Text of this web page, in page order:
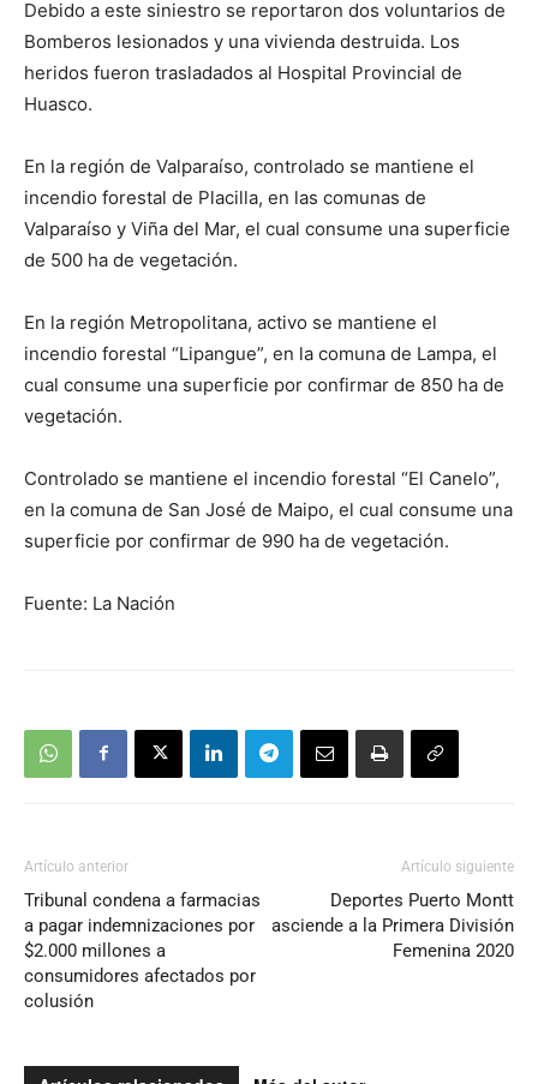
Debido a este siniestro se reportaron dos voluntarios de
Bomberos lesionados y una vivienda destruida. Los
heridos fueron trasladados al Hospital Provincial de
Huasco.
En la región de Valparaíso, controlado se mantiene el
incendio forestal de Placilla, en las comunas de
Valparaíso y Viña del Mar, el cual consume una superficie
de 500 ha de vegetación.
En la región Metropolitana, activo se mantiene el
incendio forestal “Lipangue”, en la comuna de Lampa, el
cual consume una superficie por confirmar de 850 ha de
vegetación.
Controlado se mantiene el incendio forestal “El Canelo”,
en la comuna de San José de Maipo, el cual consume una
superficie por confirmar de 990 ha de vegetación.
Fuente: La Nación
Artículo anterior
Tribunal condena a farmacias
a pagar indemnizaciones por
$2.000 millones a
consumidores afectados por
colusión
Artículo siguiente
Deportes Puerto Montt
asciende a la Primera División
Femenina 2020